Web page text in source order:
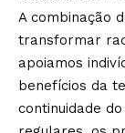
A combinação
transformar
apoiamos
benefícios da
continuidade